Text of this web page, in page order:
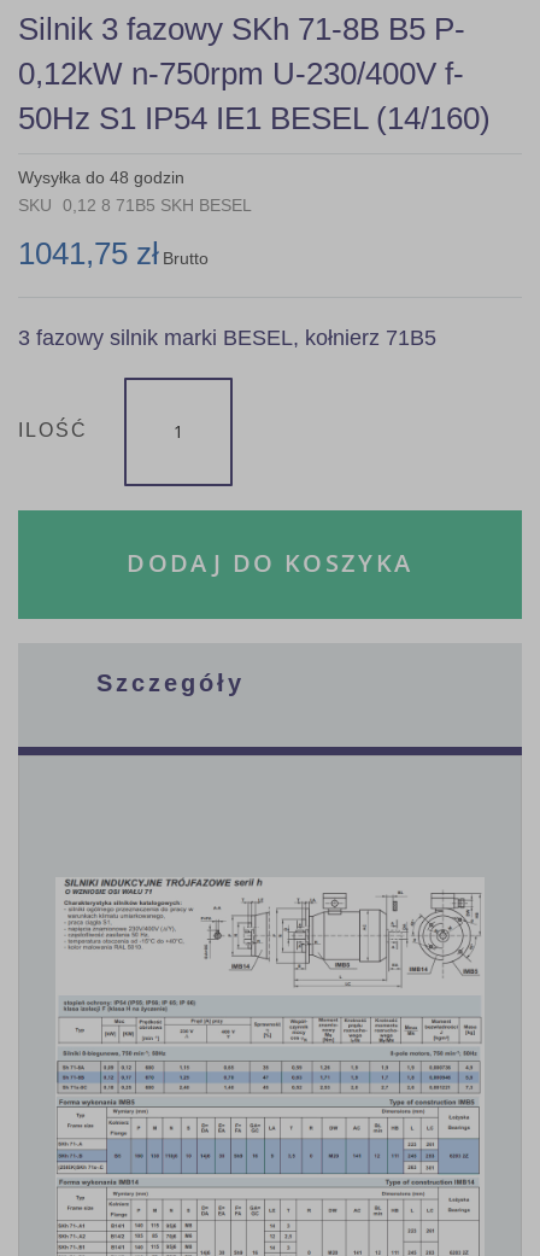
Skip
to
the
beginning
of
the
gallery
Silnik 3 fazowy SKh 71-8B B5 P-
0,12kW n-750rpm U-230/400V f-
50Hz S1 IP54 IE1 BESEL (14/160)
Wysyłka do 48 godzin
SKU
0,12 8 71B5 SKH BESEL
1041,75 zł Brutto
3 fazowy silnik marki BESEL, kołnierz 71B5
ILOŚĆ
DODAJ DO KOSZYKA
Szczegóły